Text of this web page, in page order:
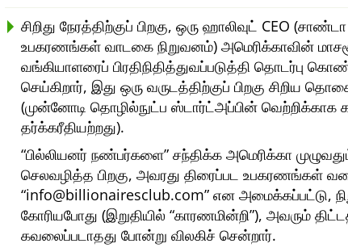
சிறிது நேரத்திற்குப் பிறகு, ஒரு ஹாலிவுட் CEO
உபகரணங்கள் வாடகை நிறுவனம்) அமெரிக்காவின்
வங்கியாளரைப் பிரதிநிதித்துவப்படுத்தி தொடர்பு
செய்கிறார், இது ஒரு வருடத்திற்குப் பிறகு சிறிய
(முன்னோடி தொழில்நுட்ப ஸ்டார்ட்அப்பின் வெற்றிக்காக
தர்க்கரீதியற்றது).
பில்லியனர் நண்பர்களை சந்திக்க அமெரிக்கா
செலவழித்த பிறகு, அவரது திரைப்பட உபகரணங்கள்
info@billionairesclub.com என அமைக்கப்பட்டு,
கோரியபோது (இறுதியில் காரணமின்றி ), அவரும்
கவலைப்படாதது போன்று விலகிச் சென்றார்.